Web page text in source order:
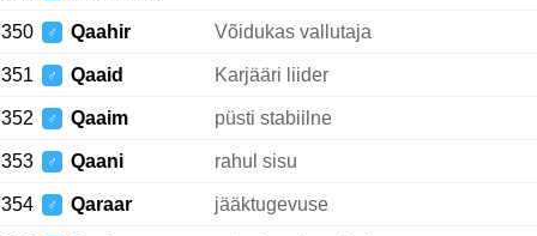
350 ♂ Qaahir Võidukas vallutaja
351 ♂ Qaaid Karjääri liider
352 ♂ Qaaim püsti stabiilne
353 ♂ Qaani rahul sisu
354 ♂ Qaraar jääktugevuse